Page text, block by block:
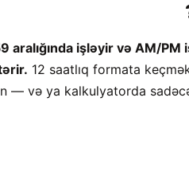
işləyir və AM/
12 saatlıq formata
— və ya kalkulyatorda